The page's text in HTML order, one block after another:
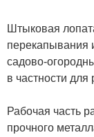
Штыковая
перекапывания
садово-
в частности
Рабочая часть
прочного